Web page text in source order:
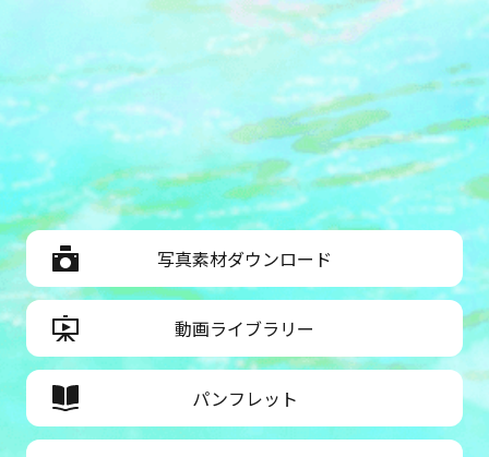
写真素材ダウンロード
動画ライブラリー
パンフレット